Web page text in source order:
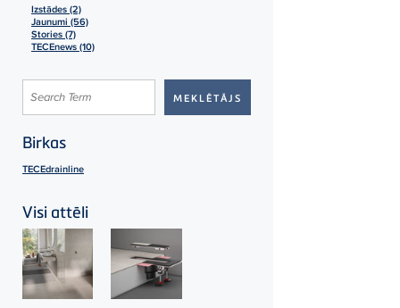
Izstādes (2)
Jaunumi (56)
Stories (7)
TECEnews (10)
Birkas
TECEdrainline
Visi attēli